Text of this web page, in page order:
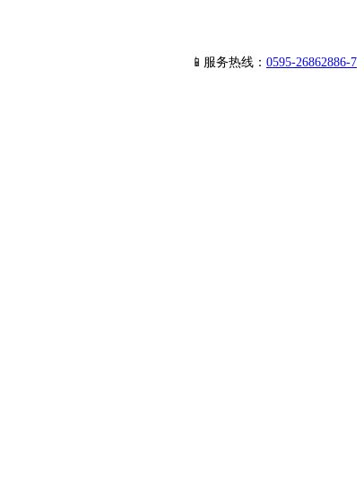
📱服务热线： 0595-26862886-7